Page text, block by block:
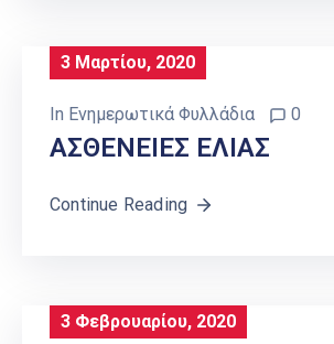
3 Μαρτίου, 2020
In Ενημερωτικά Φυλλάδια 0
ΑΣΘΕΝΕΙΕΣ ΕΛΙΑΣ
Continue Reading
3 Φεβρουαρίου, 2020